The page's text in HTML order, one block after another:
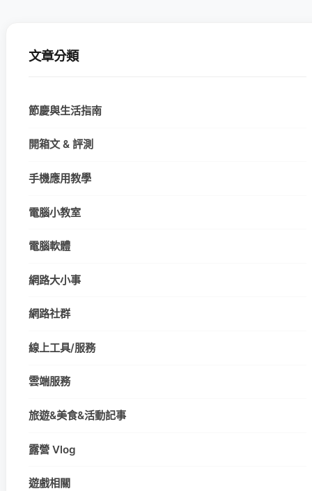
文章分類
節慶與生活指南
開箱文 & 評測
手機應用教學
電腦小教室
電腦軟體
網路大小事
網路社群
線上工具/服務
雲端服務
旅遊&美食&活動記事
露營 Vlog
遊戲相關